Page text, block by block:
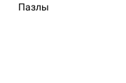
Пазлы